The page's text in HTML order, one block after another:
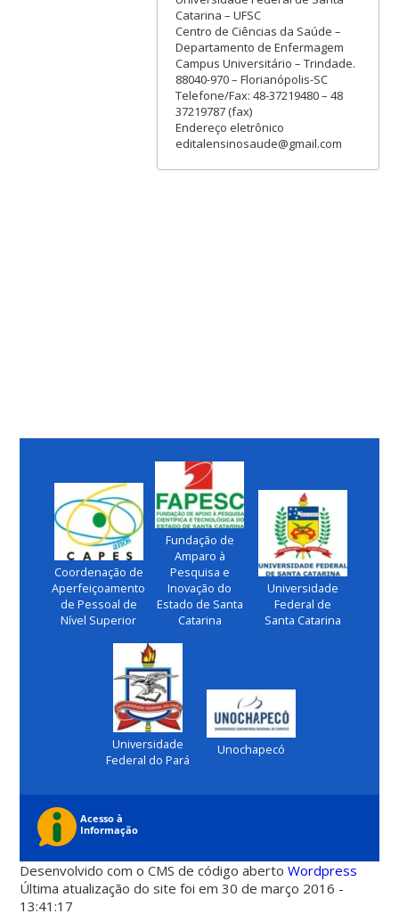
Catarina – UFSC
Centro de Ciências da Saúde –
Departamento de Enfermagem
Campus Universitário – Trindade.
88040-970 – Florianópolis-SC
Telefone/Fax: 48-37219480 – 48
37219787 (fax)
Endereço eletrônico
editalensinosaude@gmail.com
Coordenação de
Aperfeiçoamento
de Pessoal de
Nível Superior
Fundação de
Amparo à
Pesquisa e
Inovação do
Estado de Santa
Catarina
Universidade
Federal de
Santa Catarina
Universidade
Federal do Pará
Unochapecó
Desenvolvido com o CMS de código abertoWordpress
Última atualização do site foi em 30 de março 2016 -
13:41:17